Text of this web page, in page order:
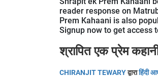
reader response on
Prem Kahaani is also
Signup now to get access
श्रापित एक प्रेम
CHIRANJIT TEWARYद्वाराहिंदी